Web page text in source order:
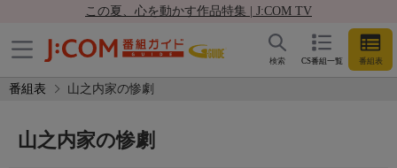
この夏、心を動かす作品特集 | J:COM TV
CS番組一覧 番組表
検索
番組表 山之内家の惨劇
山之内家の惨劇